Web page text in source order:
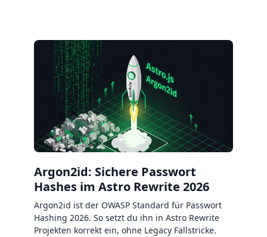
Argon2id: Sichere Passwort
Hashes im Astro Rewrite 2026
Argon2id ist der OWASP Standard für Passwort
Hashing 2026. So setzt du ihn in Astro Rewrite
Projekten korrekt ein, ohne Legacy Fallstricke.